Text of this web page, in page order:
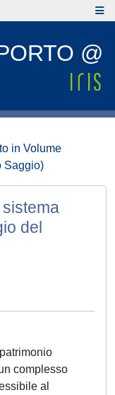
@
in Volume
Saggio)
del
complesso
al